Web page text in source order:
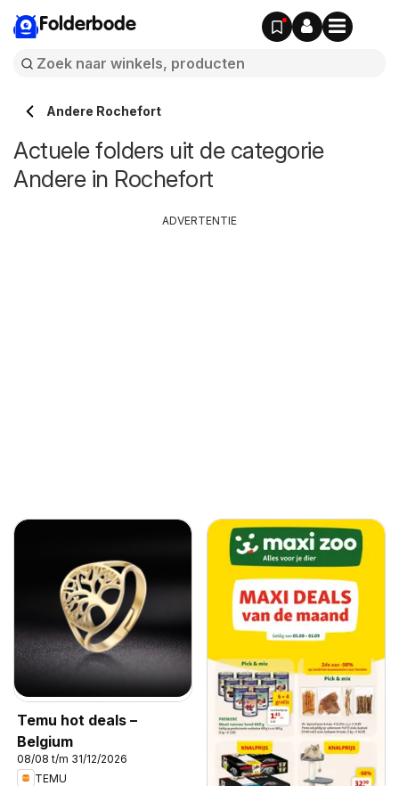
Folderbode
Andere Rochefort
Actuele folders uit de categorie
Andere in Rochefort
Temu hot deals –
Belgium
08/08 t/m 31/12/2026
TEMU
ADVERTENTIE